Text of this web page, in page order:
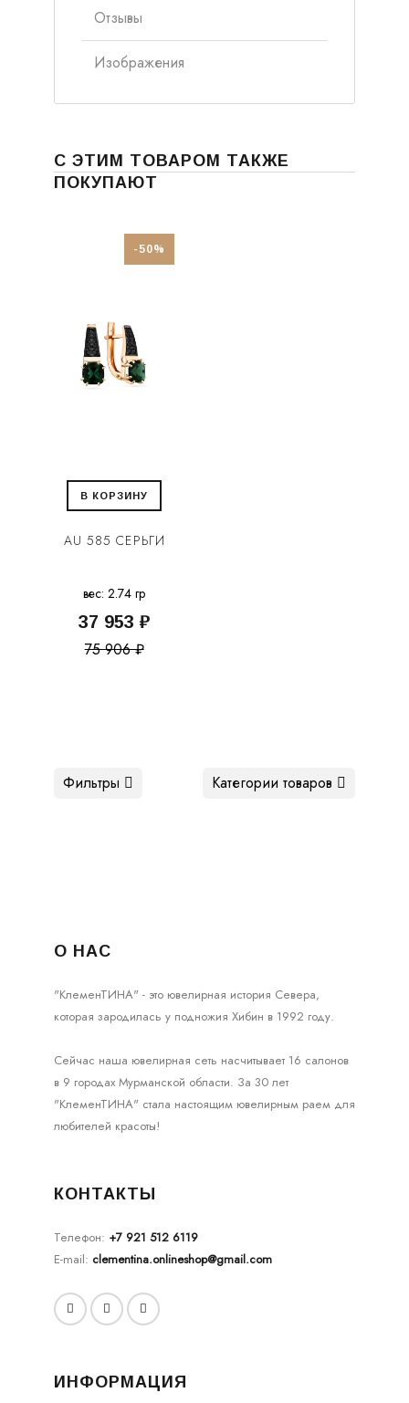
Отзывы
Изображения
С ЭТИМ ТОВАРОМ ТАКЖЕ
ПОКУПАЮТ
-50%
В КОРЗИНУ
AU 585 СЕРЬГИ
вес: 2.74 гр
37 953 ₽
75 906 ₽
Категории товаров
Фильтры
О НАС
"КлеменТИНА" - это ювелирная история Севера,
которая зародилась у подножия Хибин в 1992 году.
Сейчас наша ювелирная сеть насчитывает 16 салонов
в 9 городах Мурманской области. За 30 лет
"КлеменТИНА" стала настоящим ювелирным раем для
любителей красоты!
КОНТАКТЫ
Телефон: +7 921 512 6119
E-mail: clementina.onlineshop@gmail.com
ИНФОРМАЦИЯ